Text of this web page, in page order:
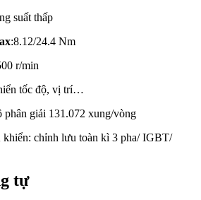
suất thấp
:8.12/24.4 Nm
r/min
tốc độ, vị trí…
phân giải 131.072 xung/vòng
khiển: chỉnh lưu toàn kì 3 pha/ IGBT/
tự